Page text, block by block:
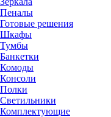
Пеналы
Готовые решения
Шкафы
Тумбы
Банкетки
Комоды
Консоли
Полки
Светильники
Комплектующие